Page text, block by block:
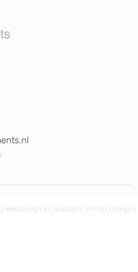
Webdesign en realisatie: Poiter Design